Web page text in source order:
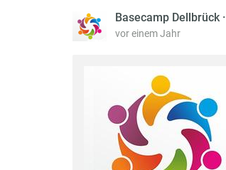
Basecamp Dellbrück ·
vor einem Jahr